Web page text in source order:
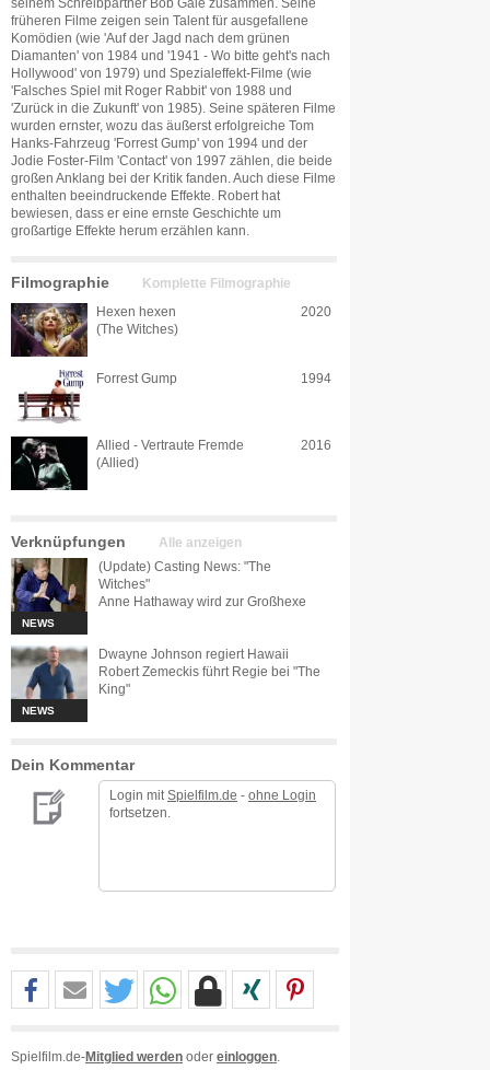
seinem Schreibpartner Bob Gale zusammen. Seine
früheren Filme zeigen sein Talent für ausgefallene
Komödien (wie 'Auf der Jagd nach dem grünen
Diamanten' von 1984 und '1941 - Wo bitte geht's nach
Hollywood' von 1979) und Spezialeffekt-Filme (wie
'Falsches Spiel mit Roger Rabbit' von 1988 und
'Zurück in die Zukunft' von 1985). Seine späteren Filme
wurden ernster, wozu das äußerst erfolgreiche Tom
Hanks-Fahrzeug 'Forrest Gump' von 1994 und der
Jodie Foster-Film 'Contact' von 1997 zählen, die beide
großen Anklang bei der Kritik fanden. Auch diese Filme
enthalten beeindruckende Effekte. Robert hat
bewiesen, dass er eine ernste Geschichte um
großartige Effekte herum erzählen kann.
Filmographie Komplette Filmographie
Hexen hexen
(The Witches)
2020
Forrest Gump 1994
Allied - Vertraute Fremde
(Allied)
2016
Verknüpfungen Alle anzeigen
NEWS
(Update) Casting News: "The
Witches"
Anne Hathaway wird zur Großhexe
NEWS
Dwayne Johnson regiert Hawaii
Robert Zemeckis führt Regie bei "The
King"
Dein Kommentar
Login mit Spielfilm.de - ohne Login
fortsetzen.
Spielfilm.de-Mitglied werden oder einloggen